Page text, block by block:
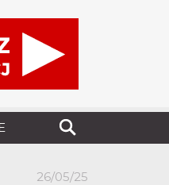
26/05/25